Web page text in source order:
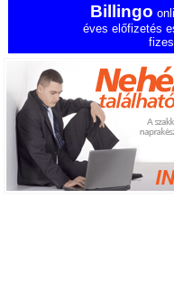
Billingo
éves előfizetés